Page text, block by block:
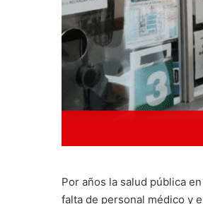
Por años la salud pública
falta de personal médico y